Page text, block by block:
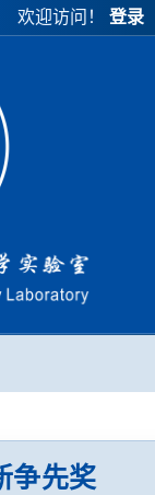
欢迎访问！ 登录
争先奖